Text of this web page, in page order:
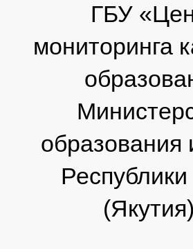
ГБУ
мониторинга
образования